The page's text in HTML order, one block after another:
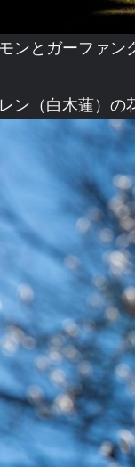
ンとガーファン
ン（白木蓮）の